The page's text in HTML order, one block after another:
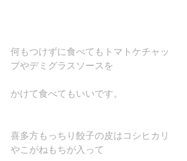
何もつけずに食べてもトマトケチャッ
プやデミグラスソースを
かけて食べてもいいです。
喜多方もっちり餃子の皮はコシヒカリ
やこがねもちが入って